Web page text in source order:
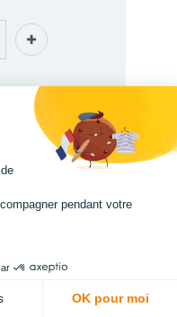
pendant votre
OK pour moi